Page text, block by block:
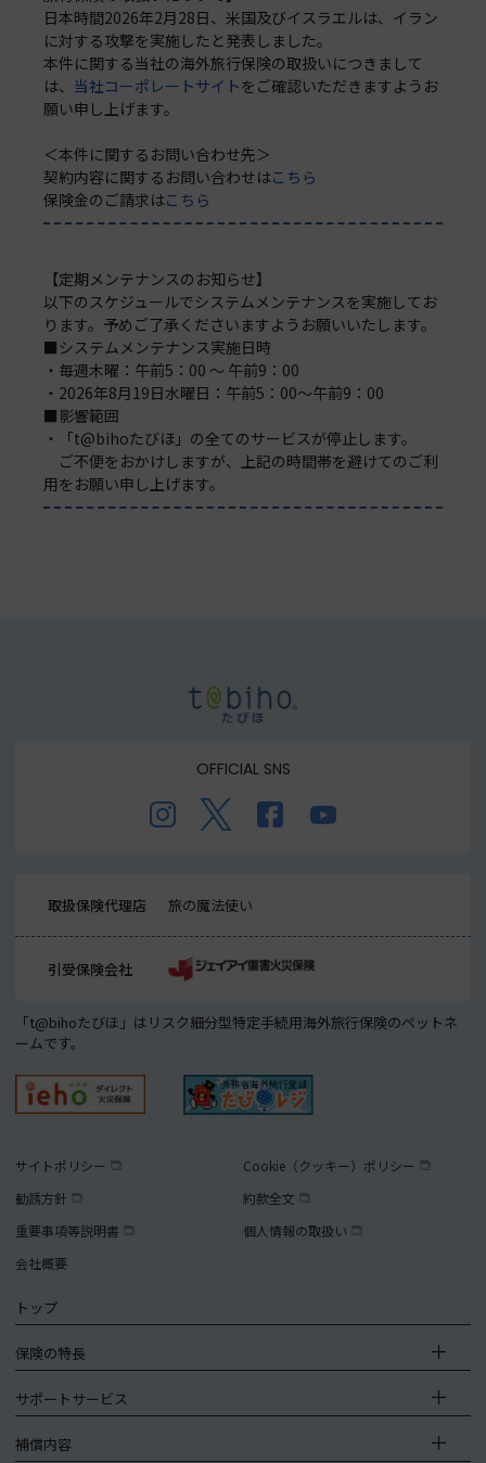
日本時間2026年2月28日、米国及びイスラエルは、イラン
に対する攻撃を実施したと発表しました。
本件に関する当社の海外旅行保険の取扱いにつきまして
は、 当社コーポレートサイトをご確認いただきますようお
願い申し上げます。
＜本件に関するお問い合わせ先＞
契約内容に関するお問い合わせはこちら
保険金のご請求はこちら
【定期メンテナンスのお知らせ】
以下のスケジュールでシステムメンテナンスを実施してお
ります。予めご了承くださいますようお願いいたします。
■システムメンテナンス実施日時
・毎週木曜：午前5：00 ～ 午前9：00
・2026年8月19日水曜日：午前5：00～午前9：00
■影響範囲
・「t@bihoたびほ」の全てのサービスが停止します。
ご不便をおかけしますが、上記の時間帯を避けてのご利
用をお願い申し上げます。
OFFICIAL SNS
取扱保険代理店 旅の魔法使い
引受保険会社
「t@bihoたびほ」はリスク細分型特定手続用海外旅行保険のペットネ
ームです。
サイトポリシー
Cookie（クッキー）ポリシー
勧誘方針
約款全文
重要事項等説明書
個人情報の取扱い
会社概要
トップ
保険の特長
サポートサービス
補償内容